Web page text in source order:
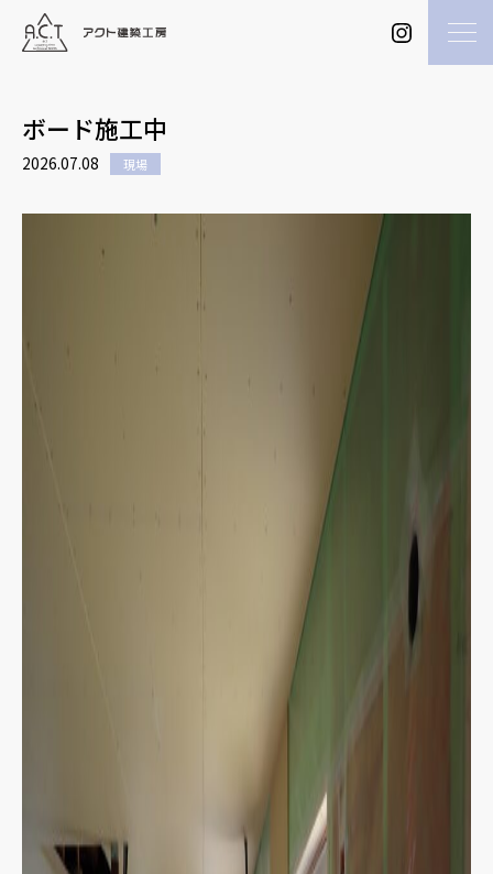
ボード施工中
2026.07.08 現場